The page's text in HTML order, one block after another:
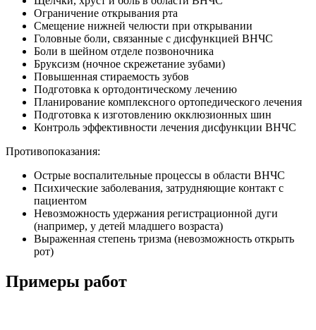
Ограничение открывания рта
Смещение нижней челюсти при открывании
Головные боли, связанные с дисфункцией ВНЧС
Боли в шейном отделе позвоночника
Бруксизм (ночное скрежетание зубами)
Повышенная стираемость зубов
Подготовка к ортодонтическому лечению
Планирование комплексного ортопедического лечения
Подготовка к изготовлению окклюзионных шин
Контроль эффективности лечения дисфункции ВНЧС
Противопоказания:
Острые воспалительные процессы в области ВНЧС
Психические заболевания, затрудняющие контакт с
пациентом
Невозможность удержания регистрационной дуги
(например, у детей младшего возраста)
Выраженная степень тризма (невозможность открыть
рот)
Примеры работ